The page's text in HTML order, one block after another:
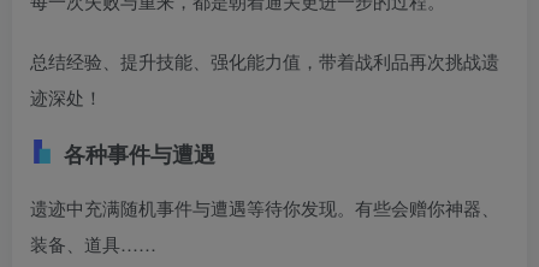
总结经验、提升技能、强化能力值，带着战利品再次挑战遗
迹深处！
各种事件与遭遇
遗迹中充满随机事件与遭遇等待你发现。有些会赠你神器、
装备、道具……